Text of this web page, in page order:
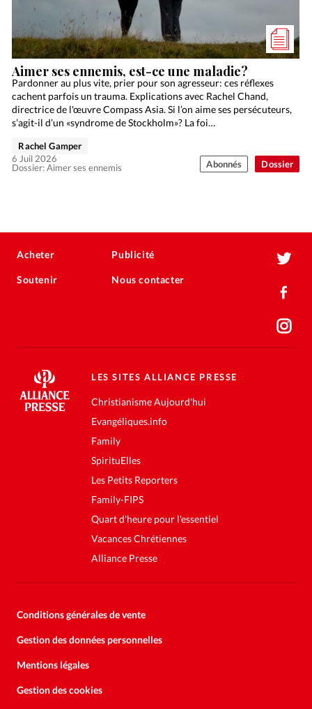
Dossier
Aimer ses ennemis, est-ce une maladie?
Pardonner au plus vite, prier pour son agresseur: ces réflexes
cachent parfois un trauma. Explications avec Rachel Chand,
directrice de l'œuvre Compass Asia. Si l’on aime ses persécuteurs,
s’agit-il d’un «syndrome de Stockholm»? La foi…
Dossier: Aimer ses ennemis
Rachel Gamper
6 Juil 2026
Abonnés
Acheter
Soutenir
Publicité
Nous contacter
LES SITES ALLIANCE PRESSE
Christianisme Aujourd'hui
Evangéliques.info
Family
SpirituElles
Les Petits Reporters
Family-FIPS
Quart d'heure pour l'essentiel
Vacances Chrétiennes
Alliance Presse
Conditions générales de vente
Gestion des données personnelles
Mentions légales
Gestion des cookies